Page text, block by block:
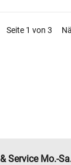
Seite 1 von 3
Service Mo.-